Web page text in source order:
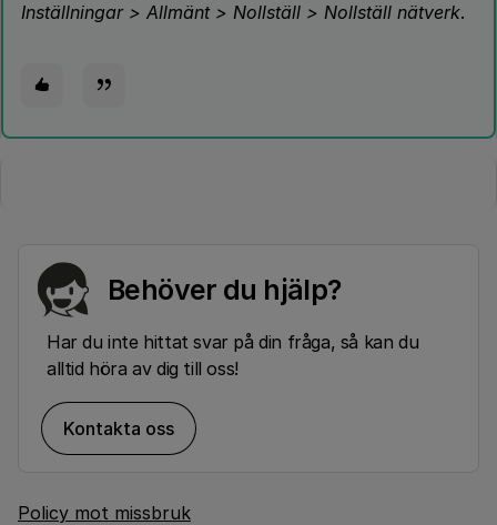
Inställningar > Allmänt > Nollställ > Nollställ nätverk.
Behöver du hjälp?
Har du inte hittat svar på din fråga, så kan du
alltid höra av dig till oss!
Kontakta oss
Policy mot missbruk